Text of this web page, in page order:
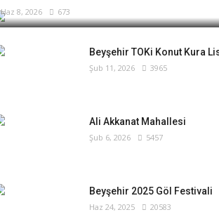
Haz 8, 2026 673
Beyşehir TOKi Konut Kura
Şub 11, 2026 3965
Ali Akkanat Mahallesi
Şub 6, 2026 5457
Beyşehir 2025 Göl Festivali
Haz 24, 2025 20583